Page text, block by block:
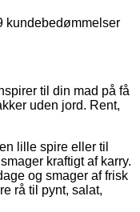
kundebedømmelser
til din mad på få
uden jord. Rent,
lille spire eller til
kraftigt af karry.
og smager af frisk
rå til pynt, salat,